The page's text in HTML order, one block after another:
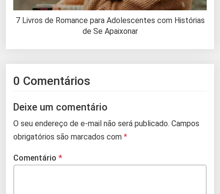
7 Livros de Romance para Adolescentes com Histórias
de Se Apaixonar
0 Comentários
Deixe um comentário
O seu endereço de e-mail não será publicado. Campos
obrigatórios são marcados com *
Comentário *